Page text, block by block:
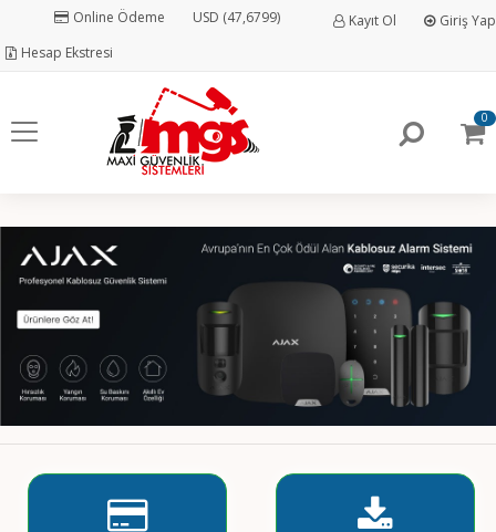
Online Ödeme
USD (47,6799)
Hesap Ekstresi
Kayıt Ol Giriş Yap
0